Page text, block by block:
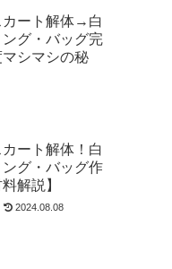
カート解体→白
グ・バッグ完
シマシの秘
ート解体！白
グ・バッグ作
解説】
2024.08.08